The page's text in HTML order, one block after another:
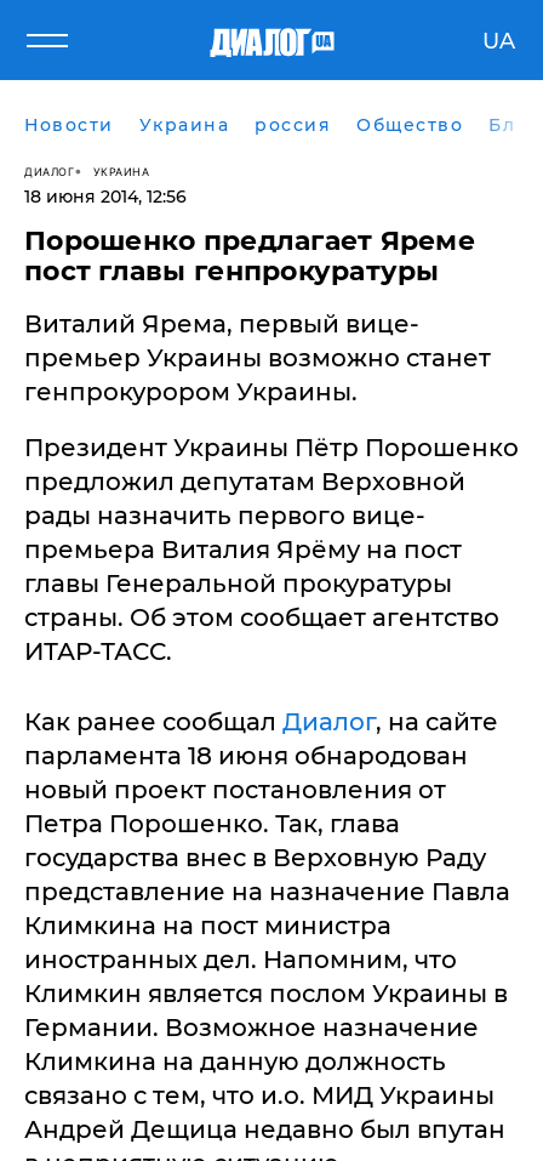
UA
Новости Украина россия Общество
ДИАЛОГ УКРАИНА
18 июня 2014, 12:56
Порошенко предлагает Яреме
пост главы генпрокуратуры
Виталий Ярема, первый вице-
премьер Украины возможно станет
генпрокурором Украины.
Президент Украины Пётр Порошенко
предложил депутатам Верховной
рады назначить первого вице-
премьера Виталия Ярёму на пост
главы Генеральной прокуратуры
страны. Об этом сообщает агентство
ИТАР-ТАСС.
Как ранее сообщал Диалог, на сайте
парламента 18 июня обнародован
новый проект постановления от
Петра Порошенко. Так, глава
государства внес в Верховную Раду
представление на назначение Павла
Климкина на пост министра
иностранных дел. Напомним, что
Климкин является послом Украины в
Германии. Возможное назначение
Климкина на данную должность
связано с тем, что и.о. МИД Украины
Андрей Дещица недавно был впутан